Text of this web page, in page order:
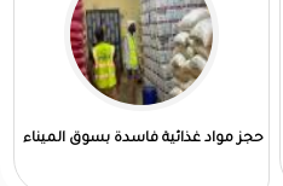
حجز مواد غذائية فاسدة بسوق الميناء